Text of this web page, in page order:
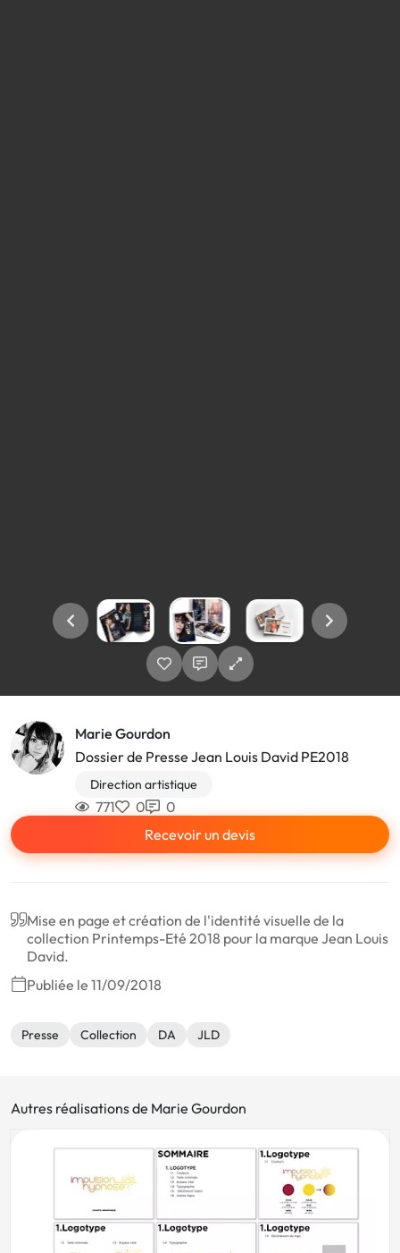
Marie Gourdon
Dossier de Presse Jean Louis David PE2018
Direction artistique
771 0
0
Recevoir un devis
Mise en page et création de l'identité visuelle de la
collection Printemps-Eté 2018 pour la marque Jean Louis
David.
Publiée le 11/09/2018
Presse Collection DA JLD
Autres réalisations de Marie Gourdon